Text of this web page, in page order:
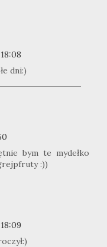
dni:)
bym te mydełko
:))